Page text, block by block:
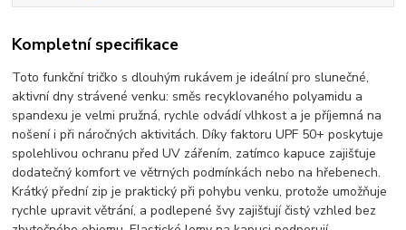
Kompletní specifikace
Toto funkční tričko s dlouhým rukávem je ideální pro slunečné,
aktivní dny strávené venku: směs recyklovaného polyamidu a
spandexu je velmi pružná, rychle odvádí vlhkost a je příjemná na
nošení i při náročných aktivitách. Díky faktoru UPF 50+ poskytuje
spolehlivou ochranu před UV zářením, zatímco kapuce zajišťuje
dodatečný komfort ve větrných podmínkách nebo na hřebenech.
Krátký přední zip je praktický při pohybu venku, protože umožňuje
rychle upravit větrání, a podlepené švy zajišťují čistý vzhled bez